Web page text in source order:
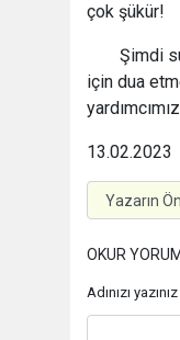
çok şükür!
Şimdi
için dua
13.02.2023
OKUR
Adınızı yazınız